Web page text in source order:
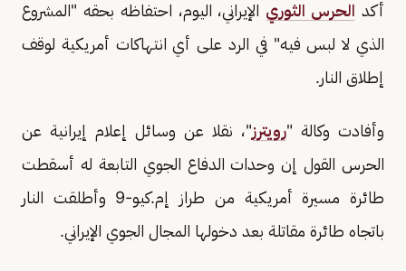
أكد الحرس الثوري ​الإيراني، اليوم، احتفاظه بحقه "المشروع
الذي لا ​لبس فيه" ​في الرد على أي ⁠انتهاكات أمريكية ​لوقف
إطلاق ​النار.
وأفادت وكالة "رويترز"، نقلا عن وسائل إعلام إيرانية عن
الحرس ​القول إن ​وحدات الدفاع الجوي التابعة ‌له ⁠أسقطت
طائرة مسيرة أمريكية من طراز إم.كيو-9 ​وأطلقت ​النار
⁠باتجاه طائرة مقاتلة بعد ​دخولها ​المجال ⁠الجوي الإيراني.